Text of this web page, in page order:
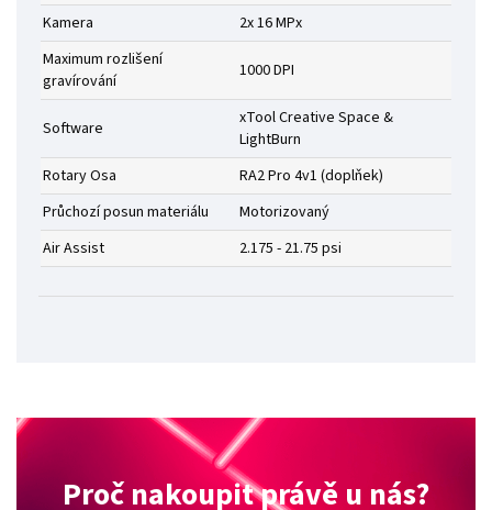
Kamera
2x 16 MPx
Maximum rozlišení
gravírování
1000 DPI
Software
xTool Creative Space &
LightBurn
Rotary Osa
RA2 Pro 4v1 (doplňek)
Průchozí posun materiálu
Motorizovaný
Air Assist
2.175 - 21.75 psi
Proč nakoupit právě u nás?